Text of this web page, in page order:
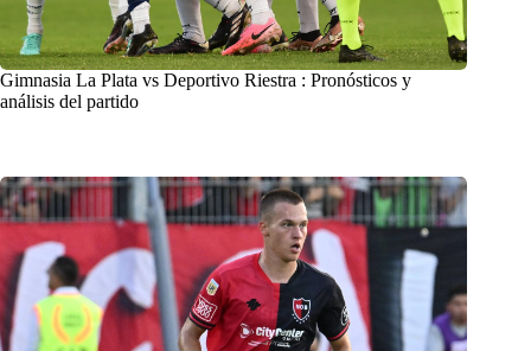
Gimnasia La Plata vs Deportivo Riestra : Pronósticos y
análisis del partido